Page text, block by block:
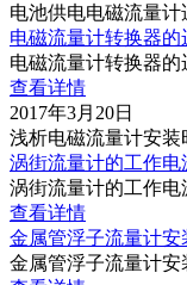
电池供电电磁流量
电磁流量计转换器的
电磁流量计转换器的
查看详情
2017年3月20日
浅析电磁流量计安
涡街流量计的工作电
涡街流量计的工作电
查看详情
金属管浮子流量计
金属管浮子流量计